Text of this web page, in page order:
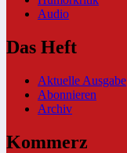
Audio
Das Heft
Aktuelle Ausgabe
Abonnieren
Archiv
Kommerz